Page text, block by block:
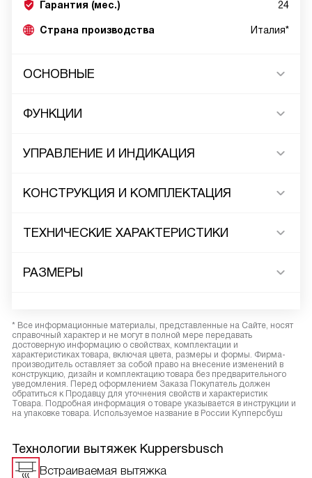
Гарантия (мес.) 24
Страна производства Италия*
ОСНОВНЫЕ
ФУНКЦИИ
УПРАВЛЕНИЕ И ИНДИКАЦИЯ
КОНСТРУКЦИЯ И КОМПЛЕКТАЦИЯ
ТЕХНИЧЕСКИЕ ХАРАКТЕРИСТИКИ
РАЗМЕРЫ
* Все информационные материалы, представленные на Сайте, носят
справочный характер и не могут в полной мере передавать
достоверную информацию о свойствах, комплектации и
характеристиках товара, включая цвета, размеры и формы. Фирма-
производитель оставляет за собой право на внесение изменений в
конструкцию, дизайн и комплектацию товара без предварительного
уведомления. Перед оформлением Заказа Покупатель должен
обратиться к Продавцу для уточнения свойств и характеристик
Товара. Подробная информация о товаре указывается в инструкции и
на упаковке товара. Используемое название в России Купперсбуш
Технологии вытяжек Kuppersbusch
Встраиваемая вытяжка